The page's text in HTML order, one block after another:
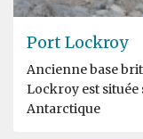
Port Lockroy
Ancienne base
Lockroy est située
Antarctique